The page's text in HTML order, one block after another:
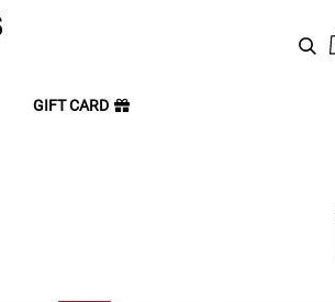
GIFT CARD